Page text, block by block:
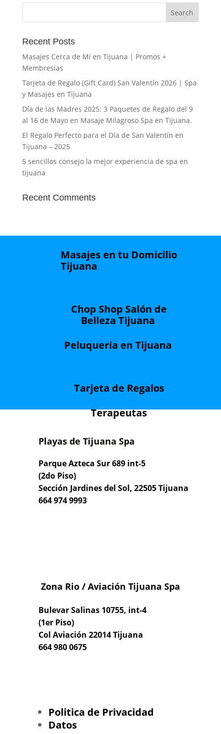
Recent Posts
Masajes Cerca de Mí en Tijuana | Promos +
Membresías
Tarjeta de Regalo (Gift Card) San Valentín 2026 | Spa
y Masajes en Tijuana
Día de las Madres 2025: 3 Paquetes de Regalo del 9
al 16 de Mayo en Masaje Milagroso Spa en Tijuana.
El Regalo Perfecto para el Día de San Valentín en
Tijuana – 2025
5 sencillos consejo la mejor experiencia de spa en
tijuana
Recent Comments
Masajes en tu Domicilio
Tijuana
Chop Shop Salón de
Belleza Tijuana
Peluquería en Tijuana
Tarjeta de Regalos
Terapeutas
Playas de Tijuana Spa
Parque Azteca Sur 689 int-5
(2do Piso)
Sección Jardines del Sol, 22505 Tijuana
664 974 9993
Zona Rio / Aviación Tijuana Spa
Bulevar Salinas 10755, int-4
(1er Piso)
Col Aviación 22014 Tijuana
664 980 0675
Politica de Privacidad
Datos